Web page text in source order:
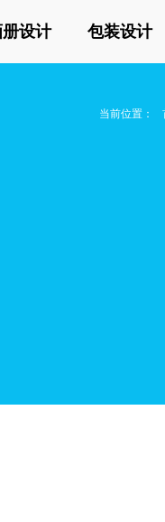
册设计 包装设计
当前位置：